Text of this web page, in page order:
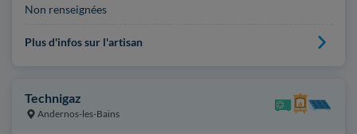
Non renseignées
Plus d'infos sur l'artisan
Technigaz
Andernos-les-Bains